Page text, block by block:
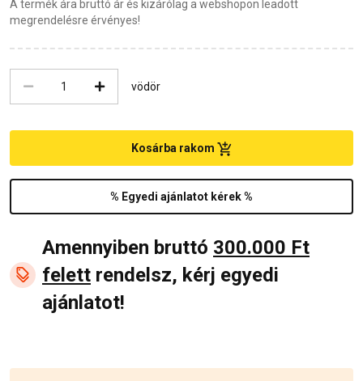
A termék ára bruttó ár és kizárólag a webshopon leadott
megrendelésre érvényes!
vödör
% Egyedi ajánlatot kérek %
Kosárba rakom
Amennyiben bruttó 300.000 Ft
felett rendelsz, kérj egyedi
ajánlatot!